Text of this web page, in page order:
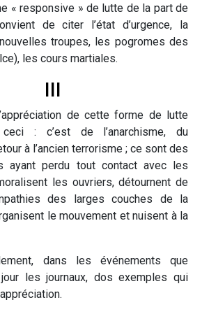
« responsive » de lutte de la part de
de citer l’état d’urgence, la
troupes, les pogromes des
les cours martiales.
III
de cette forme de lutte
: c’est de l’anarchisme, du
à l’ancien terrorisme ; ce sont des
ayant perdu tout contact avec les
les ouvriers, détournent de
des larges couches de la
le mouvement et nuisent à la
dans les événements que
les journaux, dos exemples qui